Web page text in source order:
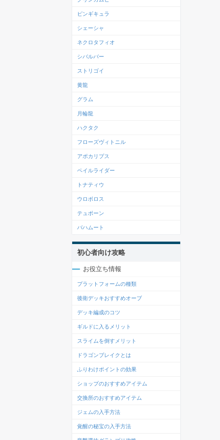
ピンギキュラ
シェーシャ
ネクロタフィオ
シバルバー
ストリゴイ
黄龍
グラム
月輪龍
ハクタク
フローズヴィトニル
アポカリプス
ペイルライダー
トナティウ
ウロボロス
テュポーン
バハムート
初心者向け攻略
お役立ち情報
プラットフォームの種類
後衛デッキおすすめオーブ
デッキ編成のコツ
ギルドに入るメリット
スライムを倒すメリット
ドラゴンブレイクとは
ふりわけポイントの効果
ショップのおすすめアイテム
交換所のおすすめアイテム
ジェムの入手方法
覚醒の秘宝の入手方法